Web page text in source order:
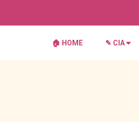
🏠︎ HOME ✎ CIA